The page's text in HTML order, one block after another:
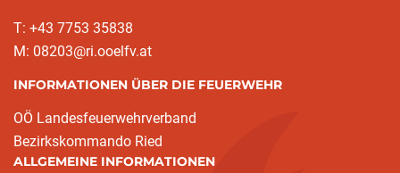
T: +43 7753 35838
M: 08203@ri.ooelfv.at
INFORMATIONEN ÜBER DIE FEUERWEHR
OÖ Landesfeuerwehrverband
Bezirkskommando Ried
ALLGEMEINE INFORMATIONEN